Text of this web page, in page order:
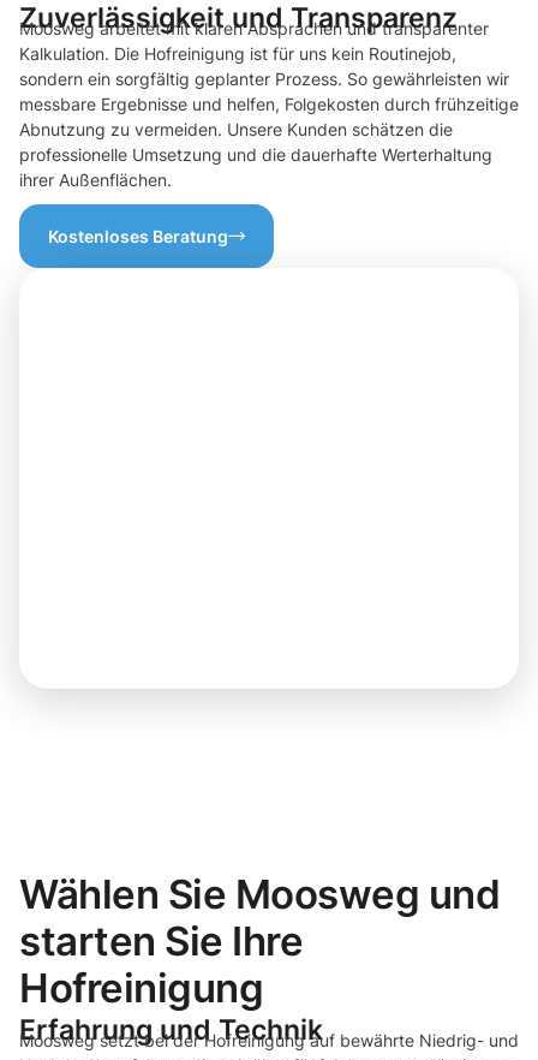
Zuverlässigkeit und Transparenz
Moosweg arbeitet mit klaren Absprachen und transparenter
Kalkulation. Die Hofreinigung ist für uns kein Routinejob,
sondern ein sorgfältig geplanter Prozess. So gewährleisten wir
messbare Ergebnisse und helfen, Folgekosten durch frühzeitige
Abnutzung zu vermeiden. Unsere Kunden schätzen die
professionelle Umsetzung und die dauerhafte Werterhaltung
ihrer Außenflächen.
Kostenloses Beratung
Wählen Sie Moosweg und
starten Sie Ihre
Hofreinigung
Erfahrung und Technik
Moosweg setzt bei der Hofreinigung auf bewährte Niedrig- und